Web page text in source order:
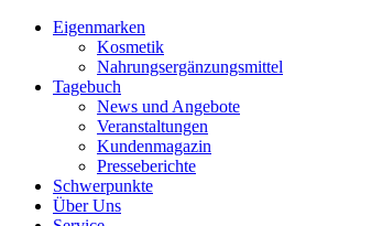
Eigenmarken
Kosmetik
Nahrungsergänzungsmittel
Tagebuch
News und Angebote
Veranstaltungen
Kundenmagazin
Presseberichte
Schwerpunkte
Über Uns